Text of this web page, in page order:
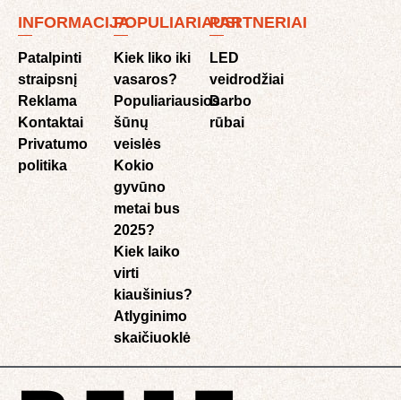
INFORMACIJA
Patalpinti
straipsnį
Reklama
Kontaktai
Privatumo
politika
POPULIARIAUSI
Kiek liko iki
vasaros?
Populiariausios
šūnų
veislės
Kokio
gyvūno
metai bus
2025?
Kiek laiko
virti
kiaušinius?
Atlyginimo
skaičiuoklė​
PARTNERIAI
LED
veidrodžiai
Darbo
rūbai